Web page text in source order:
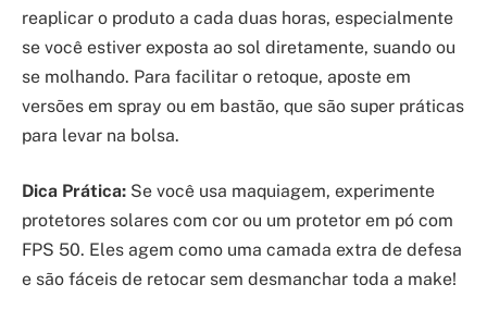
reaplicar o produto a cada duas horas, especialmente
se você estiver exposta ao sol diretamente, suando ou
se molhando. Para facilitar o retoque, aposte em
versões em spray ou em bastão, que são super práticas
para levar na bolsa.
Dica Prática: Se você usa maquiagem, experimente
protetores solares com cor ou um protetor em pó com
FPS 50. Eles agem como uma camada extra de defesa
e são fáceis de retocar sem desmanchar toda a make!